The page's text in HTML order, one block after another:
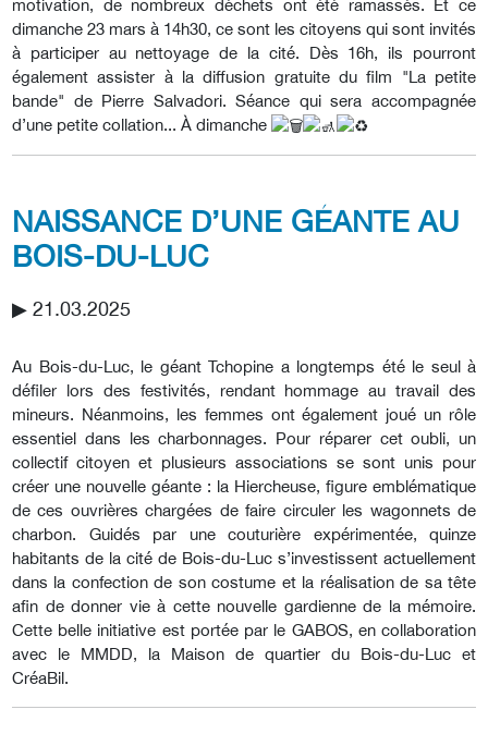
motivation, de nombreux déchets ont été ramassés. Et ce
dimanche 23 mars à 14h30, ce sont les citoyens qui sont invités
à participer au nettoyage de la cité. Dès 16h, ils pourront
également assister à la diffusion gratuite du film "La petite
bande" de Pierre Salvadori. Séance qui sera accompagnée
d’une petite collation... À dimanche
NAISSANCE D’UNE GÉANTE AU
BOIS-DU-LUC
▶︎ 21.03.2025
Au Bois-du-Luc, le géant Tchopine a longtemps été le seul à
défiler lors des festivités, rendant hommage au travail des
mineurs. Néanmoins, les femmes ont également joué un rôle
essentiel dans les charbonnages. Pour réparer cet oubli, un
collectif citoyen et plusieurs associations se sont unis pour
créer une nouvelle géante : la Hiercheuse, figure emblématique
de ces ouvrières chargées de faire circuler les wagonnets de
charbon. Guidés par une couturière expérimentée, quinze
habitants de la cité de Bois-du-Luc s’investissent actuellement
dans la confection de son costume et la réalisation de sa tête
afin de donner vie à cette nouvelle gardienne de la mémoire.
Cette belle initiative est portée par le GABOS, en collaboration
avec le MMDD, la Maison de quartier du Bois-du-Luc et
CréaBil.